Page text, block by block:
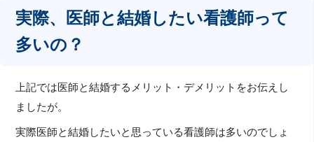
実際、医師と結婚したい看護師って
多いの？
上記では医師と結婚するメリット・デメリットをお伝えし
ましたが。
実際医師と結婚したいと思っている看護師は多いのでしょ